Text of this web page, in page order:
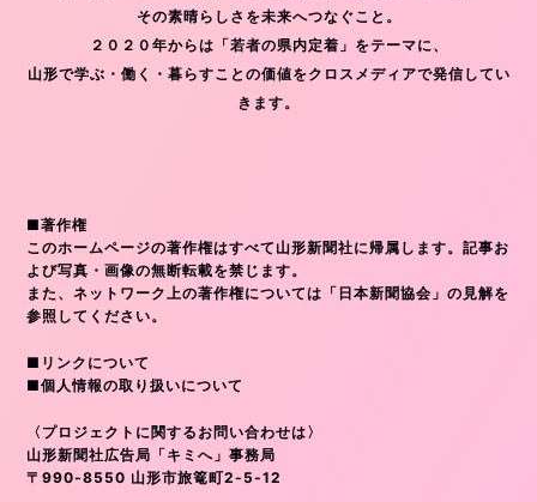
その素晴らしさを未来へつなぐこと。
２０２０年からは「若者の県内定着」をテーマに、
山形で学ぶ・働く・暮らすことの価値をクロスメディアで発信してい
きます。
■著作権
このホームページの著作権はすべて山形新聞社に帰属します。記事お
よび写真・画像の無断転載を禁じます。
また、ネットワーク上の著作権については「日本新聞協会」の見解を
参照してください。
■リンクについて
■個人情報の取り扱いについて
〈プロジェクトに関するお問い合わせは〉
山形新聞社広告局「キミへ」事務局
〒990-8550 山形市旅篭町2-5-12